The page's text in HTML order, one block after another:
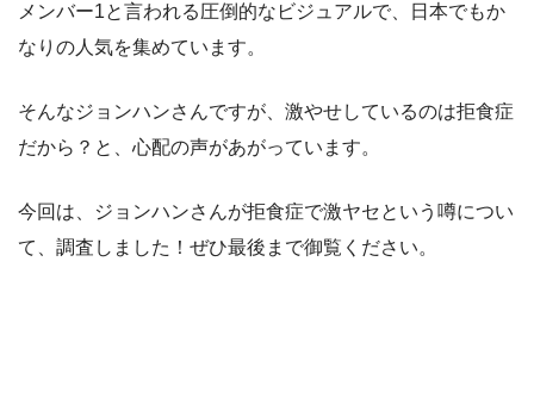
メンバー1と言われる圧倒的なビジュアルで、日本でもか
なりの人気を集めています。
そんなジョンハンさんですが、激やせしているのは拒食症
だから？と、心配の声があがっています。
今回は、ジョンハンさんが拒食症で激ヤセという噂につい
て、調査しました！ぜひ最後まで御覧ください。